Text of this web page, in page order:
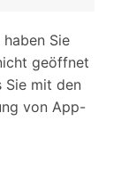
Sie
geöffnet
Sie mit den
von App-